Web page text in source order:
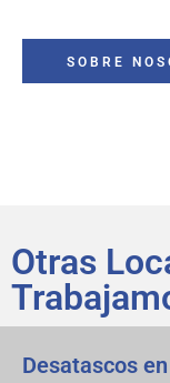
SOBRE
Otras
Desatascos